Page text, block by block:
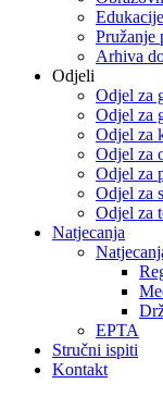
Edukacije
Pružanje
Arhiva
Odjeli
Odjel za
Odjel za
Odjel za
Odjel za
Odjel za
Odjel za
Odjel za
Natjecanja
EPTA
Stručni ispiti
Kontakt